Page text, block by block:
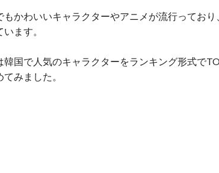
もかわいいキャラクターやアニメが流行ってお
います。
韓国で人気のキャラクターをランキング形式で
てみました。